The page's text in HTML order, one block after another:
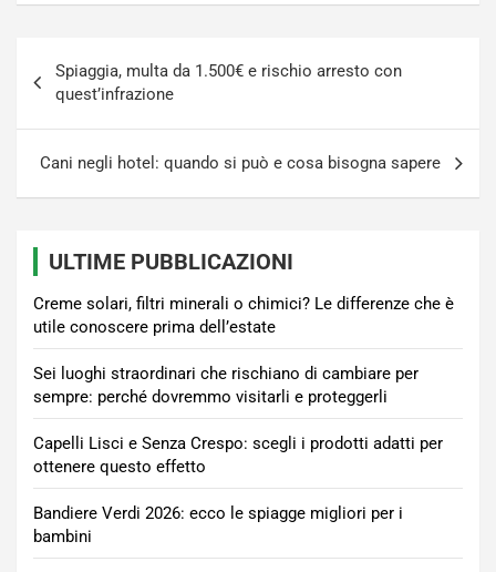
articoli
Spiaggia, multa da 1.500€ e rischio arresto con
quest’infrazione
Cani negli hotel: quando si può e cosa bisogna sapere
ULTIME PUBBLICAZIONI
Creme solari, filtri minerali o chimici? Le differenze che è
utile conoscere prima dell’estate
Sei luoghi straordinari che rischiano di cambiare per
sempre: perché dovremmo visitarli e proteggerli
Capelli Lisci e Senza Crespo: scegli i prodotti adatti per
ottenere questo effetto
Bandiere Verdi 2026: ecco le spiagge migliori per i
bambini